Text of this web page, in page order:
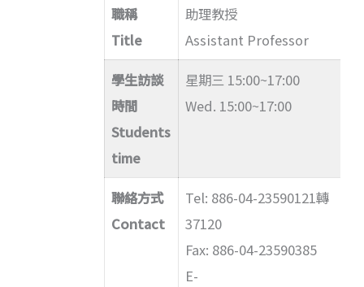
職稱
Title
助理教授
Assistant Professor
學生訪談
時間
Students
time
星期三 15:00~17:00
Wed. 15:00~17:00
聯絡方式
Contact
Tel: 886-04-23590121轉
37120
Fax: 886-04-23590385
E-